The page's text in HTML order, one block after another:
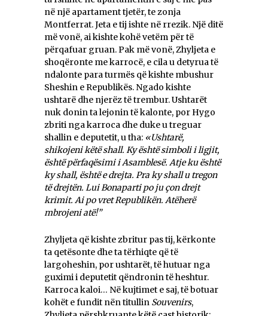
në një apartament tjetër, te zonja
Montferrat. Jeta e tij ishte në rrezik. Një ditë
më vonë, ai kishte kohë vetëm për të
përqafuar gruan. Pak më vonë, Zhyljeta e
shoqëronte me karrocë, e cila u detyrua të
ndalonte para turmës që kishte mbushur
Sheshin e Republikës. Ngado kishte
ushtarë dhe njerëz të trembur. Ushtarët
nuk donin ta lejonin të kalonte, por Hygo
zbriti nga karroca dhe duke u treguar
shallin e deputetit, u tha: «Ushtarë,
shikojeni këtë shall. Ky është simboli i ligjit,
është përfaqësimi i Asamblesë. Atje ku është
ky shall, është e drejta. Pra ky shall u tregon
të drejtën. Lui Bonaparti po ju çon drejt
krimit. Ai po vret Republikën. Atëherë
mbrojeni atë!”
Zhyljeta që kishte zbritur pas tij, kërkonte
ta qetësonte dhe ta tërhiqte që të
largoheshin, por ushtarët, të hutuar nga
guximi i deputetit qëndronin të heshtur.
Karroca kaloi… Në kujtimet e saj, të botuar
kohët e fundit nën titullin Souvenirs,